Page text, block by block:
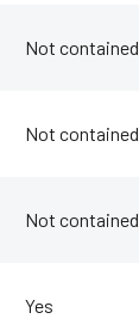
Not contained
Not contained
Not contained
Yes